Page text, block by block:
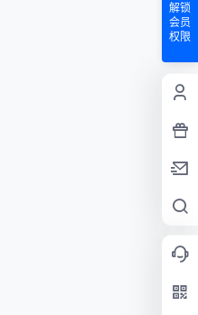
解锁
会员
权限